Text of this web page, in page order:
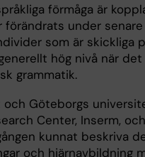
förmåga är
under senare
som är skickliga
hög nivå när det
grammatik.
Göteborgs
Center, Inserm, och
kunnat beskriva
och hjärnavbildning